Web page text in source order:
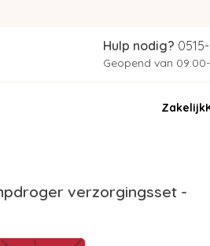
Hulp nodig?
Geopend van 09:00-
Zakelijk
verzorgingsset -